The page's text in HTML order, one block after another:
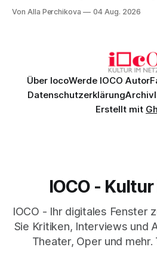
Genau so war der Abend im
Von Alla Perchikova 04 Aug. 2026
Über IocoWerde IOCO Autor
DatenschutzerklärungArchiv
Erstellt mit
IOCO -
IOCO - Ihr digitales Fenster
Sie Kritiken, Interviews und
Theater, Oper und mehr.